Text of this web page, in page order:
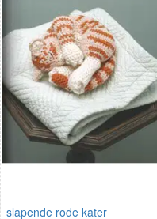
slapende rode kater